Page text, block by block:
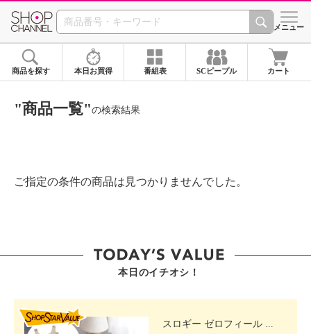
SHOP CHANNEL ショッ
メニュー
商品を探す 本日お買得 番組表 SCピープル カート
"商品一覧"の検索結果
ご指定の条件の商品は見つかりませんでした。
本日のイチオシ！
スロギー ゼロフィール ...